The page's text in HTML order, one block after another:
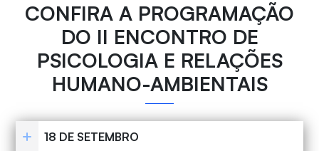
CONFIRA A PROGRAMAÇÃO
DO II ENCONTRO DE
PSICOLOGIA E RELAÇÕES
HUMANO-AMBIENTAIS
18 DE SETEMBRO